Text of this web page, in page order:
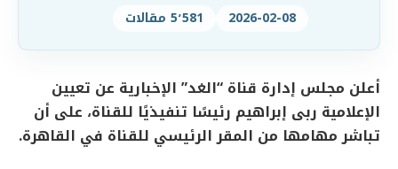
2026-02-08 5٬581 مقالات
أعلن مجلس إدارة قناة “الغد” الإخبارية عن تعيين
الإعلامية ربى إبراهيم رئيسًا تنفيذيًا للقناة، على أن
تباشر مهامها من المقر الرئيسي للقناة في القاهرة.